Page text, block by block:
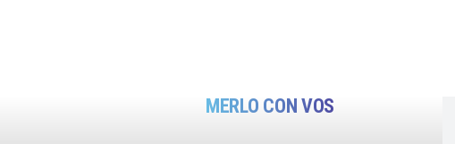
MERLO CON VOS